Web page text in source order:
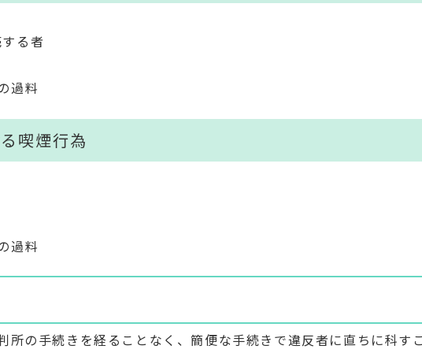
る者
過料
喫煙行為
過料
所の手続きを経ることなく、簡便な手続きで違反者に直ちに科す